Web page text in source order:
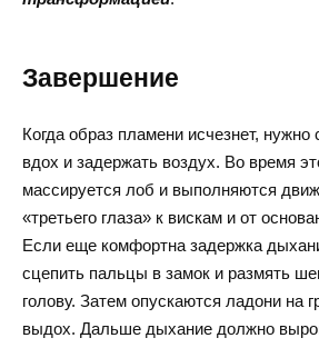
Завершение
Когда образ пламени исчезнет, нужно
вдох и задержать воздух. Во время
массируется лоб и выполняются
«третьего глаза» к вискам и от
Если еще комфортна задержка
сцепить пальцы в замок и размять
голову. Затем опускаются ладони на
выдох. Дальше дыхание должно